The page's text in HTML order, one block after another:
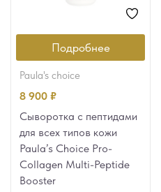
Подробнее
paula's choice
8 900 ₽
Сыворотка с пептидами
для всех типов кожи
Paula’s Choice Pro-
Collagen Multi-Peptide
Booster